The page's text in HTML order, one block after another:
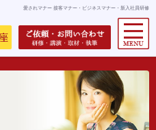
愛されマナー 接客マナー・ビジネスマナー・新入社員研修